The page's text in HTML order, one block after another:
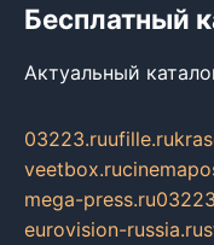
Бесплатный
Актуальный
03223.ruufille.ru
veetbox.ru
mega-press.ru
eurovision-russia.ru